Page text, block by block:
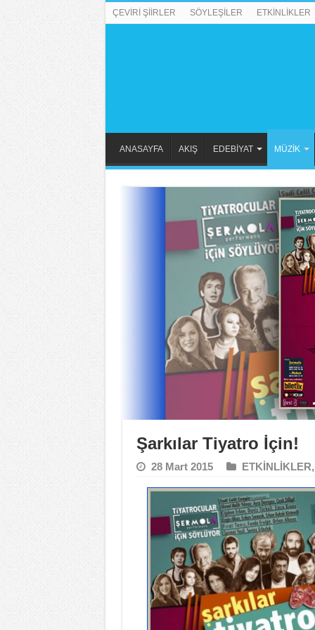
ÇEVİRİ ŞİİRLER SÖYLEŞİLER ETKİNLİKLER
ANASAYFA AKIŞ EDEBİYAT MÜZİK
Şarkılar Tiyatro İçin!
28 Mart 2015 ETKİNLİKLER